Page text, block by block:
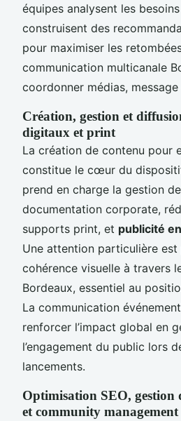
équipes analysent les
construisent des
pour maximiser les
communication multicanale
coordonner médias,
Création, gestion et
digitaux et print
La création de contenu pour
constitue le cœur du
prend en charge la gestion
documentation corporate,
supports print, et publicité
Une attention particulière
cohérence visuelle à travers
Bordeaux, essentiel au
La communication
renforcer l’impact global en
l’engagement du public lors
lancements.
Optimisation SEO, gestion
et community management